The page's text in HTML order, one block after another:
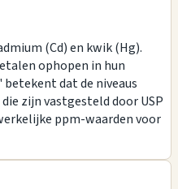
(Cd) en kwik (Hg).
ophopen in hun
dat de niveaus
zijn vastgesteld door USP
ppm-waarden voor